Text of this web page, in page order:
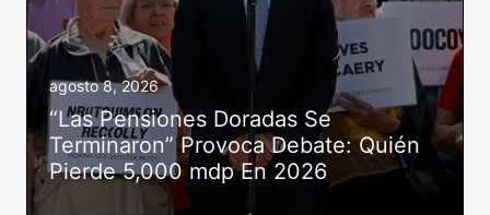
agosto 8, 2026
“Las Pensiones Doradas Se
Terminaron” Provoca Debate: Quién
Pierde 5,000 mdp En 2026